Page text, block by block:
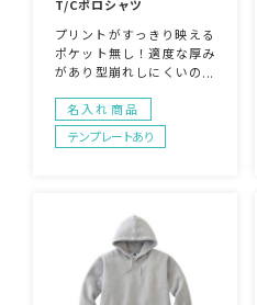
T/Cポロシャツ
プリントがすっきり映える
ポケット無し！適度な厚み
があり型崩れしにくいので
すすめ！
名入れ商品
テンプレートあり